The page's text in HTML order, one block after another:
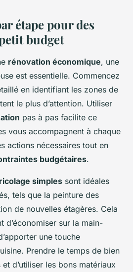
étape pour des
budget
rénovation économique, une
est essentielle. Commencez
en identifiant les zones de
le plus d’attention. Utiliser
pas à pas facilite ce
vous accompagnent à chaque
actions nécessaires tout en
budgétaires.
simples sont idéales
tels que la peinture des
de nouvelles étagères. Cela
d’économiser sur la main-
une touche
Prendre le temps de bien
d’utiliser les bons matériaux